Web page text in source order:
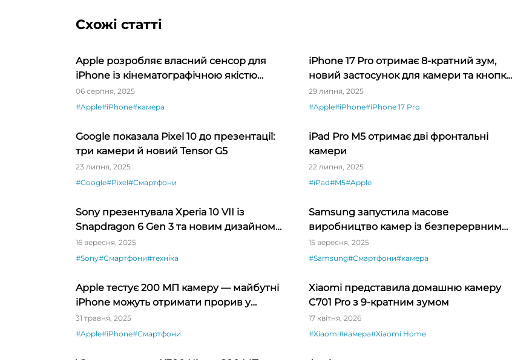
Схожі статті
Apple розробляє власний сенсор для
iPhone із кінематографічною якістю
зображення — інсайдер
06 серпня, 2025
#Apple#iPhone#камера
iPhone 17 Pro отримає 8-кратний зум,
новий застосунок для камери та кнопку
зйомки на верхній грані — інсайдер
29 липня, 2025
#Apple#iPhone#iPhone 17 Pro
Google показала Pixel 10 до презентації:
три камери й новий Tensor G5
23 липня, 2025
#Google#Pixel#Смартфони
iPad Pro M5 отримає дві фронтальні
камери
22 липня, 2025
#iPad#M5#Apple
Sony презентувала Xperia 10 VII із
Snapdragon 6 Gen 3 та новим дизайном
камер
16 вересня, 2025
#Sony#Смартфони#техніка
Samsung запустила масове
виробництво камер із безперервним
зумом для китайських смартфонів
15 вересня, 2025
#Samsung#Смартфони#камера
Apple тестує 200 МП камеру — майбутні
iPhone можуть отримати прорив у
мобільній фотографії
31 травня, 2025
#Apple#iPhone#Смартфони
Xiaomi представила домашню камеру
C701 Pro з 9-кратним зумом
17 квітня, 2026
#Xiaomi#камера#Xiaomi Home